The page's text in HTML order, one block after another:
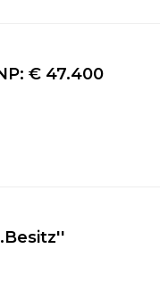
€ 47.400